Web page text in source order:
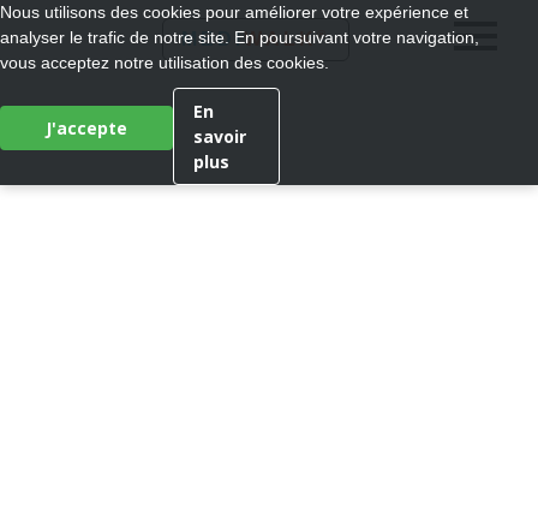
MEDIWALK®
Nous utilisons des cookies pour améliorer votre expérience et
analyser le trafic de notre site. En poursuivant votre navigation,
vous acceptez notre utilisation des cookies.
J'accepte
En
savoir
plus